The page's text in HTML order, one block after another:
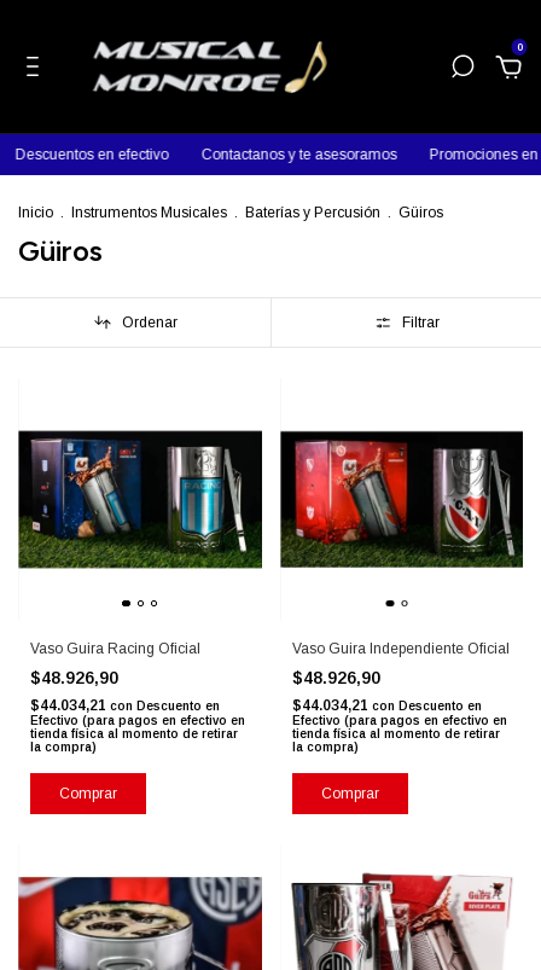
0
Descuentos en efectivo Contactanos y te asesoramos Promociones en
Inicio . Instrumentos Musicales . Baterías y Percusión . Güiros
Güiros
Ordenar Filtrar
Vaso Guira Racing Oficial
$48.926,90
$44.034,21 con Descuento en
Efectivo (para pagos en efectivo en
tienda física al momento de retirar
la compra)
Comprar
Vaso Guira Independiente Oficial
$48.926,90
$44.034,21 con Descuento en
Efectivo (para pagos en efectivo en
tienda física al momento de retirar
la compra)
Comprar